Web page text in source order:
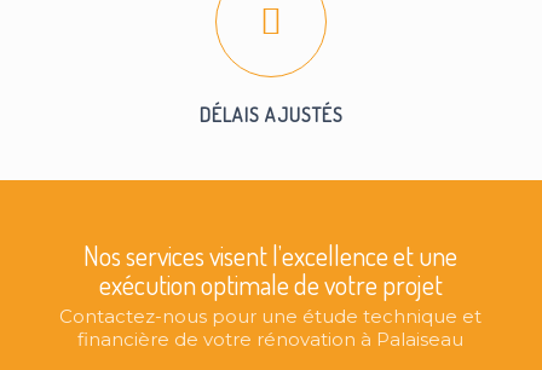
DÉLAIS AJUSTÉS
Nos services visent l’excellence et une
exécution optimale de votre projet
Contactez-nous pour une étude technique et
financière de votre rénovation à Palaiseau